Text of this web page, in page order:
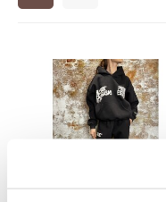
Accessoires
Pullovers